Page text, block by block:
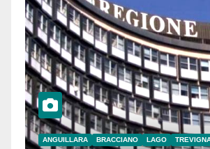
ANGUILLARA BRACCIANO LAGO